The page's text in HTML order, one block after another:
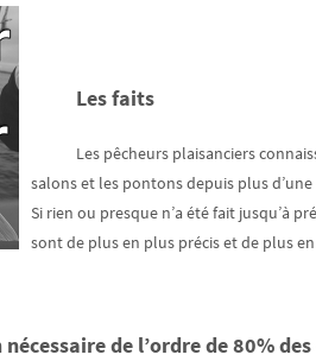
Les faits
Les pêcheurs plaisanciers
salons et les pontons depuis plus
Si rien ou presque n’a été fait jusqu’à
sont de plus en plus précis et de plus
de l’ordre de 80%